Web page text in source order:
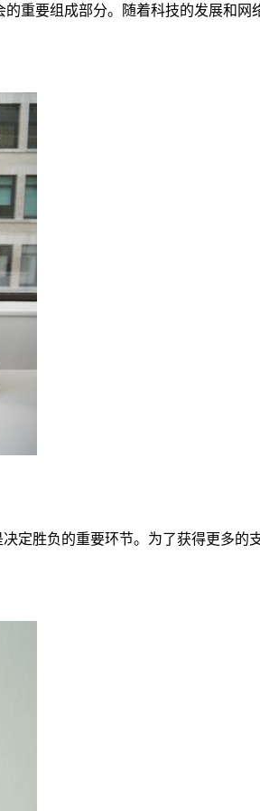
重要组成部分。随着科技的发展和
定胜负的重要环节。为了获得更多